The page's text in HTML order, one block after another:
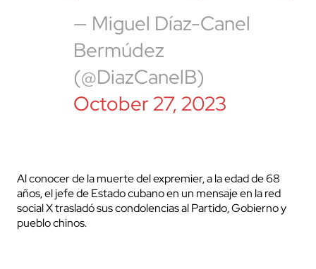
— Miguel Díaz-Canel
Bermúdez
(@DiazCanelB)
October 27, 2023
Al conocer de la muerte del expremier, a la edad de 68
años, el jefe de Estado cubano en un mensaje en la red
social X trasladó sus condolencias al Partido, Gobierno y
pueblo chinos.